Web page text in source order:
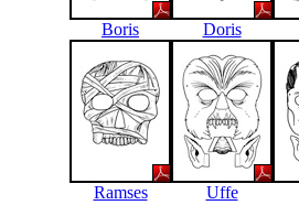
Boris Doris
Ramses Uffe